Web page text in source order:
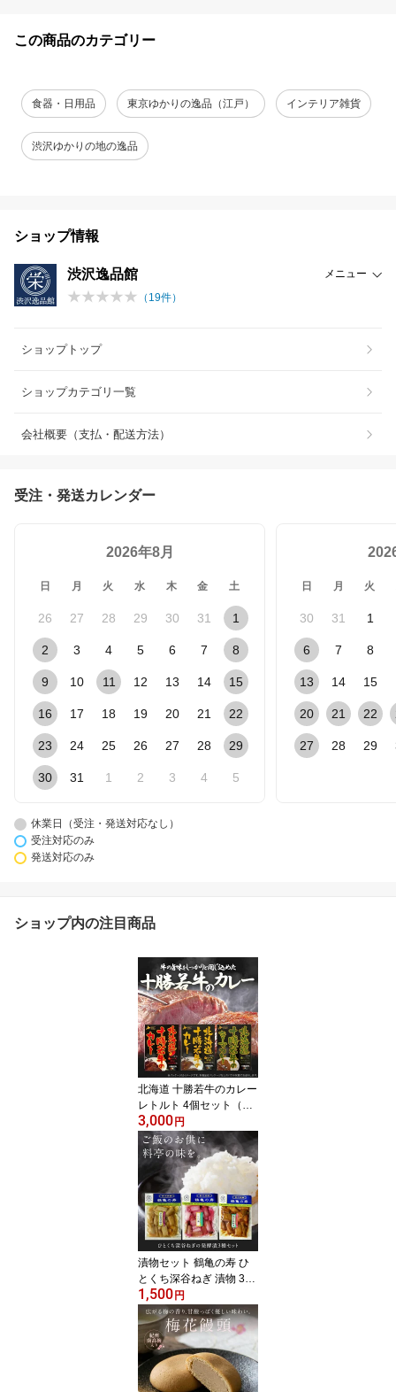
この商品のカテゴリー
食器・日用品 東京ゆかりの逸品（江戸） インテリア雑貨
渋沢ゆかりの地の逸品
ショップ情報
渋沢逸品館
メニュー
（ 19件）
ショップトップ
ショップカテゴリ一覧
会社概要（支払・配送方法）
受注・発送カレンダー
2026年8月
日 月 火 水 木 金 土
26 27 28 29 30 31 1
2 3 4 5 6 7 8
9 10 11 12 13 14 15
16 17 18 19 20 21 22
23 24 25 26 27 28 29
30 31 1 2 3 4 5
日 月 火
30 31 1
6 7 8
13 14 15
20 21 22
27 28 29
休業日（受注・発送対応なし）
受注対応のみ
発送対応のみ
ショップ内の注目商品
北海道 十勝若牛のカレー
レトルト 4個セット（ビ
ーフ 中辛×2、ビーフ辛
口×1、キーマカレー×1）
レトルトカレー 牛肉 ア
ウトドア ご当地 限定 ギ
フト お土産 お取り寄せ
キャンプ飯 パッケージな
し商品
3,000円
漬物セット 鶴亀の寿 ひ
とくち深谷ねぎ 漬物 3種
お試し セット (しば漬 /
弓削多醤油発酵漬 / 麦み
そ発酵漬) 発酵漬 お土産
お取り寄せ 食品 ご飯の
お供 国産 通販 グルメ 送
料無料
1,500円